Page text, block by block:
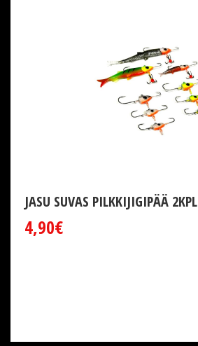
JASU SUVAS PILKKIJIGIPÄÄ 2KPL
4,90€